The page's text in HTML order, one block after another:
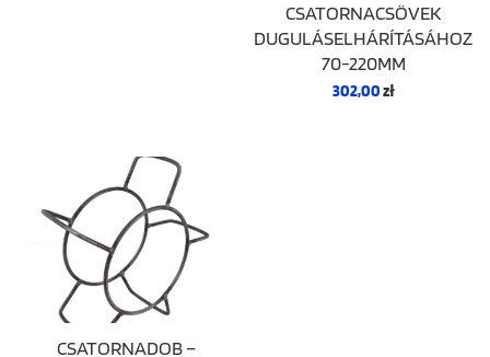
CSATORNACSÖVEK
DUGULÁSELHÁRÍTÁSÁHOZ
70-220MM
302,00zł
CSATORNADOB –